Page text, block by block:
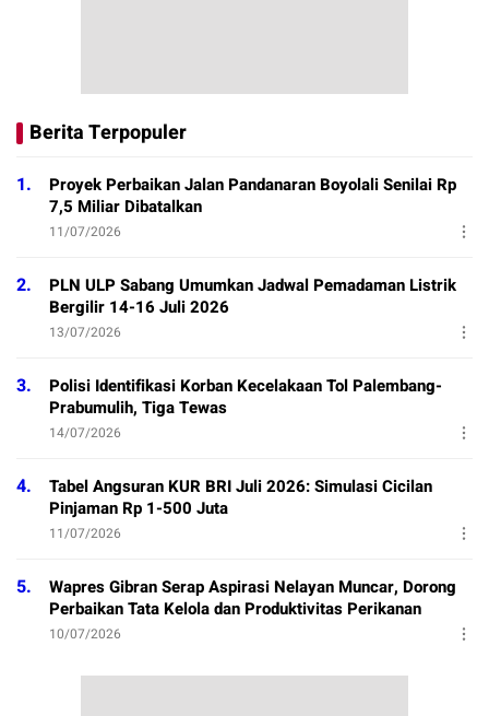
Berita Terpopuler
1.
Proyek Perbaikan Jalan Pandanaran Boyolali Senilai Rp
7,5 Miliar Dibatalkan
11/07/2026
2.
PLN ULP Sabang Umumkan Jadwal Pemadaman Listrik
Bergilir 14-16 Juli 2026
13/07/2026
3.
Polisi Identifikasi Korban Kecelakaan Tol Palembang-
Prabumulih, Tiga Tewas
14/07/2026
4.
Tabel Angsuran KUR BRI Juli 2026: Simulasi Cicilan
Pinjaman Rp 1-500 Juta
11/07/2026
5.
Wapres Gibran Serap Aspirasi Nelayan Muncar, Dorong
Perbaikan Tata Kelola dan Produktivitas Perikanan
10/07/2026